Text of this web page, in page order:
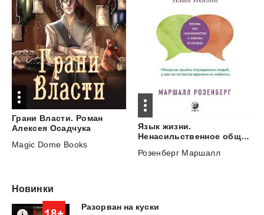
Грани Власти. Роман
Алексея Осадчука
Magic Dome Books
Язык жизни.
Ненасильственное общение
Розенберг Маршалл
Новинки
Разорван на куски